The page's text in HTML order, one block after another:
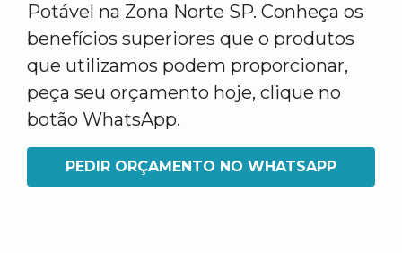
Potável na Zona Norte SP. Conheça os
benefícios superiores que o produtos
que utilizamos podem proporcionar,
peça seu orçamento hoje, clique no
botão WhatsApp.
PEDIR ORÇAMENTO NO WHATSAPP